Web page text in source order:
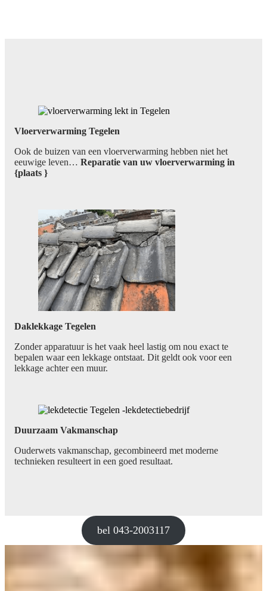
Vloerverwarming Tegelen
Ook de buizen van een vloerverwarming hebben niet het
eeuwige leven… Reparatie van uw vloerverwarming in
{plaats }
Daklekkage Tegelen
Zonder apparatuur is het vaak heel lastig om nou exact te
bepalen waar een lekkage ontstaat. Dit geldt ook voor een
lekkage achter een muur.
Duurzaam Vakmanschap
Ouderwets vakmanschap, gecombineerd met moderne
technieken resulteert in een goed resultaat.
bel 043-2003117